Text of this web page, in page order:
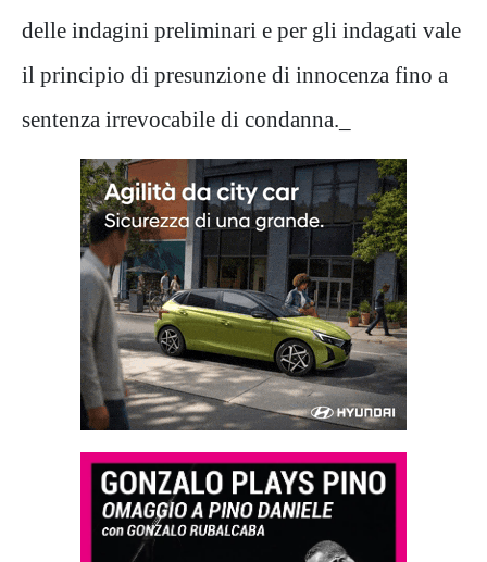
delle indagini preliminari e per gli indagati vale
il principio di presunzione di innocenza fino a
sentenza irrevocabile di condanna._